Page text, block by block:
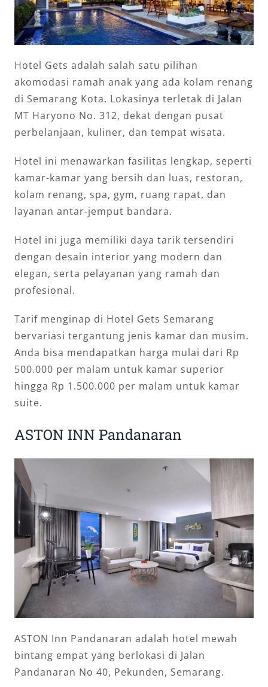
Hotel Gets adalah salah satu pilihan
akomodasi ramah anak yang ada kolam renang
di Semarang Kota. Lokasinya terletak di Jalan
MT Haryono No. 312, dekat dengan pusat
perbelanjaan, kuliner, dan tempat wisata.
Hotel ini menawarkan fasilitas lengkap, seperti
kamar-kamar yang bersih dan luas, restoran,
kolam renang, spa, gym, ruang rapat, dan
layanan antar-jemput bandara.
Hotel ini juga memiliki daya tarik tersendiri
dengan desain interior yang modern dan
elegan, serta pelayanan yang ramah dan
profesional.
Tarif menginap di Hotel Gets Semarang
bervariasi tergantung jenis kamar dan musim.
Anda bisa mendapatkan harga mulai dari Rp
500.000 per malam untuk kamar superior
hingga Rp 1.500.000 per malam untuk kamar
suite.
ASTON INN Pandanaran
ASTON Inn Pandanaran adalah hotel mewah
bintang empat yang berlokasi di Jalan
Pandanaran No 40, Pekunden, Semarang.